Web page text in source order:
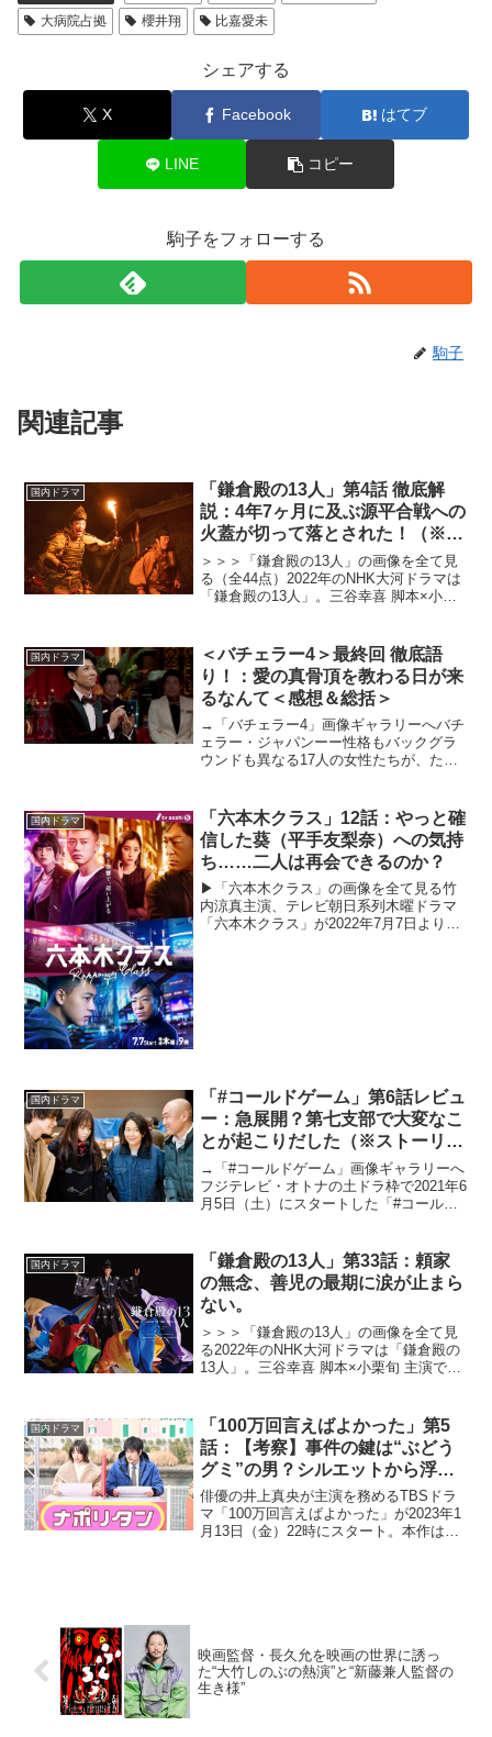
大病院占拠
櫻井翔 比嘉愛未
シェアする
X Facebook はてブ
LINE コピー
駒子をフォローする
駒子
関連記事
国内ドラマ
「鎌倉殿の13人」第4話 徹底解
説：4年7ヶ月に及ぶ源平合戦への
火蓋が切って落とされた！（※ス
トーリーネタバレあり）
＞＞＞「鎌倉殿の13人」の画像を全て見
る（全44点）2022年のNHK大河ドラマは
「鎌倉殿の13人」。三谷幸喜 脚本×小栗
に記されきれていない部分を想像と創作
で補い、...
国内ドラマ
＜バチェラー4＞最終回 徹底語
り！：愛の真骨頂を教わる日が来
るなんて＜感想＆総括＞
→「バチェラー4」画像ギャラリーへバチ
ェラー・ジャパンーー性格もバックグラ
ウンドも異なる17人の女性たちが、たっ
ル番組。4代目バチェラーは、バチェロレ
ッテで画家・杉田...
国内ドラマ
「六本木クラス」12話：やっと確
信した葵（平手友梨奈）への気持
ち……二人は再会できるのか？
▶「六本木クラス」の画像を全て見る竹
内涼真主演、テレビ朝日系列木曜ドラマ
「六本木クラス」が2022年7月7日より放
国内ドラマ
「#コールドゲーム」第6話レビュ
ー：急展開？第七支部で大変なこ
とが起こりだした（※ストーリー
ネタバレあり）
→「#コールドゲーム」画像ギャラリーへ
フジテレビ・オトナの土ドラ枠で2021年6
月5日（土）にスタートした「#コールド
を笑いあり・涙ありで描く本作。極限の
世界でタフに...
国内ドラマ
「鎌倉殿の13人」第33話：頼家
の無念、善児の最期に涙が止まら
ない。
＞＞＞「鎌倉殿の13人」の画像を全て見
る2022年のNHK大河ドラマは「鎌倉殿の
13人」。三谷幸喜 脚本×小栗旬 主演で描
れていない部分を想像と創作で補い、唯
一無二のエ...
国内ドラマ
「100万回言えばよかった」第5
話：【考察】事件の鍵は“ぶどう
グミ”の男？シルエットから浮上
するあの男！
俳優の井上真央が主演を務めるTBSドラ
マ「100万回言えばよかった」が2023年1
月13日（金）22時にスタート。本作は主
映画監督・長久允を映画の世界に誘っ
た“大竹しのぶの熱演”と“新藤兼人監督の
生き様”